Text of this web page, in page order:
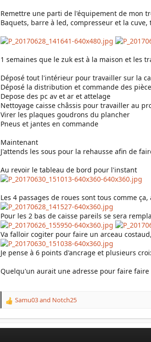
Remettre une parti de l'équipement de mon
Baquets, barre à led, compresseur et la
1 semaines que le zuk est à la maison et les
Déposé tout l'intérieur pour travailler sur la
Déposé la distribution et commande des
Depose des pc av et ar et attelage
Nettoyage caisse châssis pour travailler au
Virer les plaques goudrons du plancher
Pneus et jantes en commande
Maintenant
J'attends les sous pour la rehausse afin de
Au revoir le tableau de bord pour l'instant
Les 4 passages de roues sont tous comme
Pour les 2 bas de caisse pareils se sera
Va falloir cogiter pour faire un arceau
Je pense à 6 points d'ancrage et plusieurs
Quelqu'un aurait une adresse pour faire
R
a
c
Samu03and Notch25